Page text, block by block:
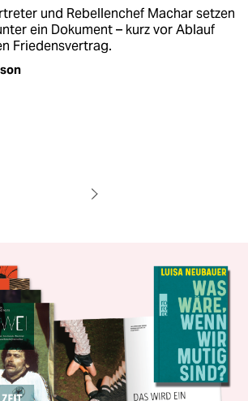
und Rebellenchef Machar setzen
ein Dokument – kurz vor Ablauf
Friedensvertrag.